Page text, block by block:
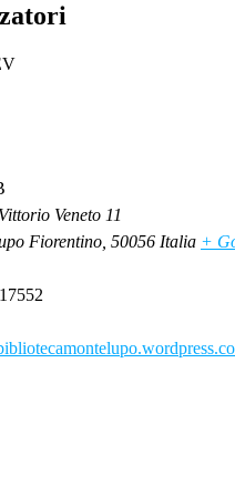
Veneto 11
Fiorentino 50056 Italia +